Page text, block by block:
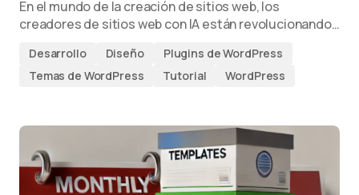
En el mundo de la creación de sitios web, los
creadores de sitios web con IA están revolucionando…
Desarrollo Diseño
Plugins de WordPress
Temas de WordPress
Tutorial WordPress